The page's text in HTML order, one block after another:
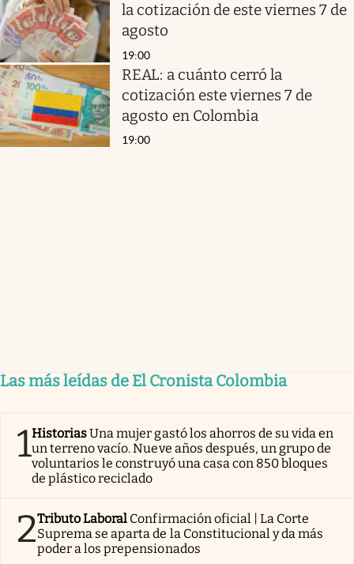
la cotización de este viernes 7 de
agosto
19:00
REAL: a cuánto cerró la
cotización este viernes 7 de
agosto en Colombia
19:00
Las más leídas de El Cronista Colombia
1HistoriasUna mujer gastó los ahorros de su vida en
un terreno vacío. Nueve años después, un grupo de
voluntarios le construyó una casa con 850 bloques
de plástico reciclado
2Tributo Laboral Confirmación oficial | La Corte
Suprema se aparta de la Constitucional y da más
poder a los prepensionados